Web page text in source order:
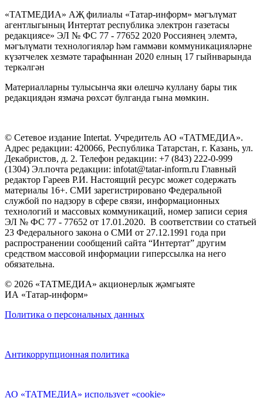
«ТАТМЕДИА» АҖ филиалы «Татар-информ» мәгълүмат
агентлыгының Интертат республика электрон газетасы
редакциясе» ЭЛ № ФС 77 - 77652 2020 Россиянең элемтә,
мәгълүмати технологияләр һәм гаммәви коммуникацияләрне
күзәтчелек хезмәте тарафыннан 2020 елның 17 гыйнварында
теркәлгән
Материалларны тулысынча яки өлешчә куллану бары тик
редакциядән язмача рөхсәт булганда гына мөмкин.
© Сетевое издание Intertat. Учредитель АО «ТАТМЕДИА».
Адрес редакции: 420066, Республика Татарстан, г. Казань, ул.
Декабристов, д. 2. Телефон редакции: +7 (843) 222-0-999
(1304) Эл.почта редакции: infotat@tatar-inform.ru Главный
редактор Гареев Р.И. Настоящий ресурс может содержать
материалы 16+. СМИ зарегистрировано Федеральной
службой по надзору в сфере связи, информационных
технологий и массовых коммуникаций, номер записи серия
ЭЛ № ФС 77 - 77652 от 17.01.2020. В соответствии со статьей
23 Федерального закона о СМИ от 27.12.1991 года при
распространении сообщений сайта “Интертат” другим
средством массовой информации гиперссылка на него
обязательна.
© 2026 «ТАТМЕДИА» акционерлык җәмгыяте
ИА «Татар-информ»
Политика о персональных данных
Антикоррупционная политика
АО «ТАТМЕДИА» использует «cookie»